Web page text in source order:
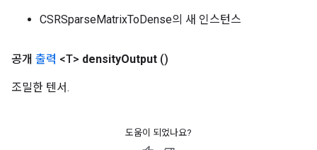
CSRSparseMatrixToDense의 새 인스턴스
공개 출력 <T> densityOutput ()
조밀한 텐서.
도움이 되었나요?